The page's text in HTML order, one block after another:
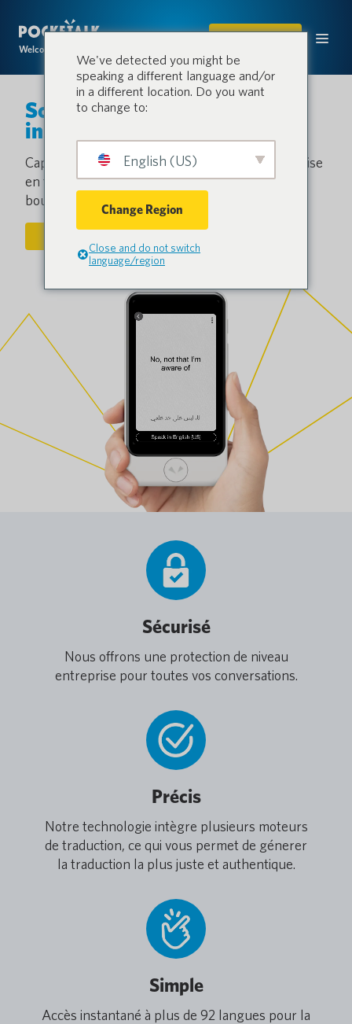
Welcome to the conversation.
ACHETER
Solutions de traduction
instantanée par l'IA
Capturez chaque détail avec une traduction précise
en temps réel, avec juste une touche sur un
bouton.
Sécurisé
Nous offrons une protection de niveau
entreprise pour toutes vos conversations.
Précis
Notre technologie intègre plusieurs moteurs
de traduction, ce qui vous permet de génerer
la traduction la plus juste et authentique.
Simple
Accès instantané à plus de 92 langues pour la
We've detected you might be
speaking a different language and/or
in a different location. Do you want
to change to:
English (US)
Change Region
Close and do not switch
language/region